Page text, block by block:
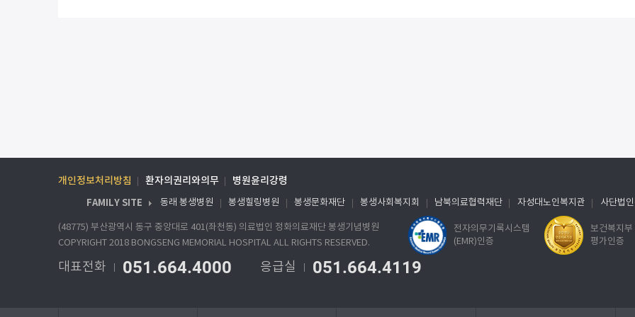
대표전화 051.664.4000 응급실 051.664.4119
개인정보처리방침 환자의권리와의무 병원윤리강령
FAMILY SITE 동래 봉생병원 봉생힐링병원 봉생문화재단 봉생사회복지회 남북의료협력재단 자성대노인복지관 사단법
(48775) 부산광역시 동구 중앙대로 401(좌천동) 의료법인 정화의료재단 봉생기념병원
COPYRIGHT 2018 BONGSENG MEMORIAL HOSPITAL ALL RIGHTS RESERVED.
전자의무기록시스템
(EMR)인증
보건복지부
평가인증